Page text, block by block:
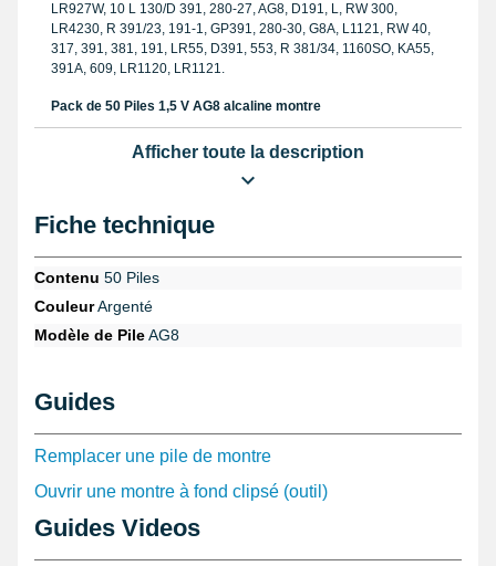
LR927W, 10 L 130/D 391, 280-27, AG8, D191, L, RW 300,
LR4230, R 391/23, 191-1, GP391, 280-30, G8A, L1121, RW 40,
317, 391, 381, 191, LR55, D391, 553, R 381/34, 1160SO, KA55,
391A, 609, LR1120, LR1121.
Pack de 50 Piles 1,5 V AG8 alcaline montre
Disposent d'une tension électrique égale à 1,5 Volts.
à fond clipsé et à fond vissé est un jeu d'enfant, pour
cela vérifiez avec la page correspondante. Elles mesurent 2,1
mesures. Ces batteries pèsent 1,3g séparément. Pile en outre
employée 317, GP391, 280-30, 553, RW 300, RW 40, LR55,
LR1120, 391A, 317, RW 300, et plus encore s'accordent à la
désignation AG8. Examinez avant d'en acheter, la présence d'un
pile. Vous devez vous reporter à un professionnel de la
cas que la pile AG8 commence à ralentir, il est indispensable de
télécommande, téléphone, balance, moniteur de fréquence
cardiaque, point rouge, ordinateur, dispositif de mesure, etc.
Afficher toute la description
Fiche technique
Contenu 50 Piles
CouleurArgenté
Modèle de PileAG8
Guides
Remplacer une pile de montre
Ouvrir une montre à fond clipsé (outil)
Guides Videos